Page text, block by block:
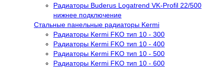
Радиаторы Buderus Logatrend VK-Profil 22/500
нижнее подключение
Стальные панельные радиаторы Kermi
Радиаторы Kermi FKO тип 10 - 300
Радиаторы Kermi FKO тип 10 - 400
Радиаторы Kermi FKO тип 10 - 500
Радиаторы Kermi FKO тип 10 - 600